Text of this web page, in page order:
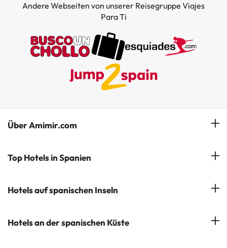
Andere Webseiten von unserer Reisegruppe Viajes
Para Ti
Über Amimir.com
Unser Team
Newsletter abonnieren
Top Hotels in Spanien
Hotels in Salou
Hotels in Marbella
Hotels auf spanischen Inseln
Hotels auf Mallorca
Hotels an der spanischen Küste